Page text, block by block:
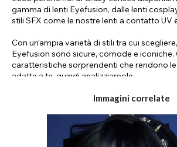
gamma di lenti Eyefusion, dalle lenti
stili SFX come le nostre lenti a contatto UV
Con un'ampia varietà di stili tra cui
Eyefusion sono sicure, comode e iconiche.
caratteristiche sorprendenti che rendono
adatte a te, quindi analizziamole.
Lenti Eyefusion: il meglio del meglio
nostro sito web; dalle lenti giornaliere alle
contatto graduate a quelle senza
contatto per i costumi agli stili naturali. Se
Immagini correlate